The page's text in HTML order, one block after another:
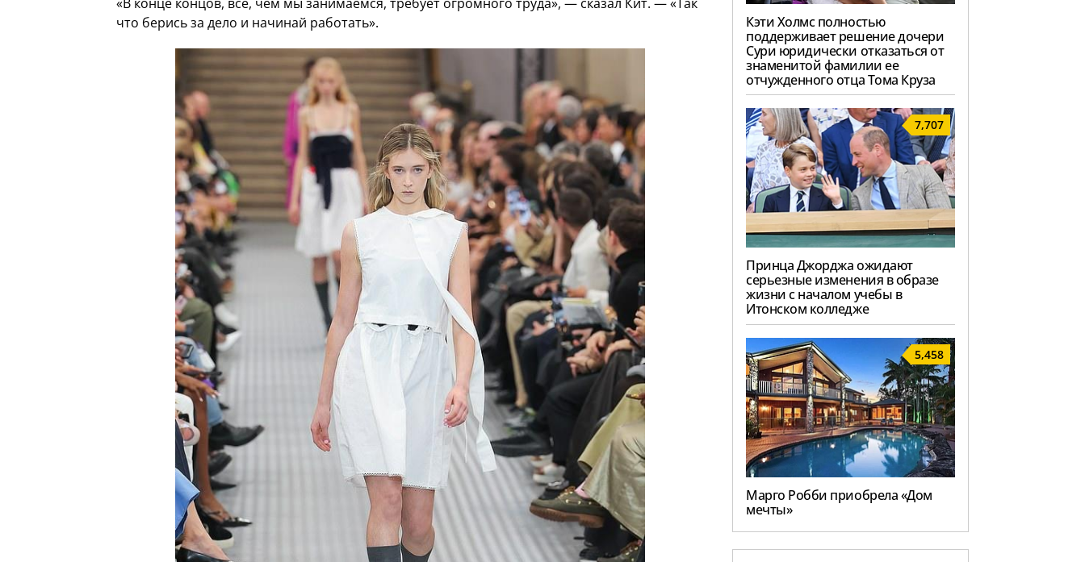
что берись за дело и начинай работать».
Кэти Холмс полностью
поддерживает решение дочери
Сури юридически отказаться от
знаменитой фамилии ее
отчужденного отца Тома Круза
7,707
Принца Джорджа ожидают
серьезные изменения в образе
жизни с началом учебы в
Итонском колледже
5,458
Марго Робби приобрела «Дом
мечты»